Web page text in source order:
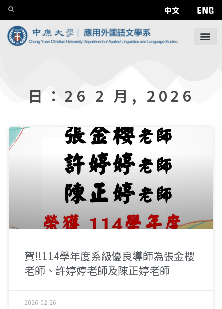
中文 ENG
日：26 2 月, 2026
賀!!114學年度系級優良導師為張金櫻
老師、許婷婷老師及陳正婷老師
2026-02-26